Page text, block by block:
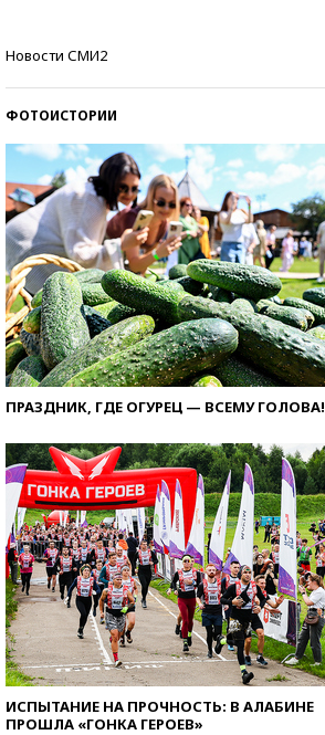
Новости СМИ2
ФОТОИСТОРИИ
ПРАЗДНИК, ГДЕ ОГУРЕЦ — ВСЕМУ ГОЛОВА!
ИСПЫТАНИЕ НА ПРОЧНОСТЬ: В АЛАБИНЕ
ПРОШЛА «ГОНКА ГЕРОЕВ»